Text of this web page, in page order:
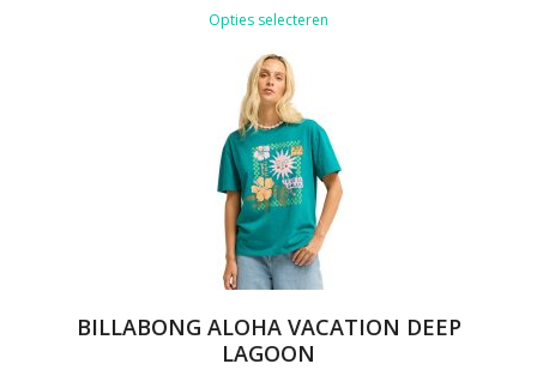
Opties selecteren
BILLABONG ALOHA VACATION DEEP
LAGOON